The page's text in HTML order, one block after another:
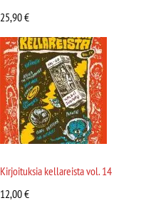
25,90€
Kirjoituksia kellareista vol. 14
12,00€